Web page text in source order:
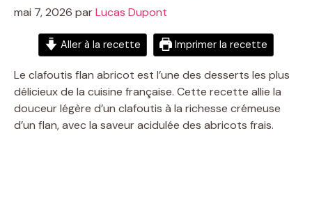
mai 7, 2026 parLucas Dupont
Aller à la recette Imprimer la recette
Le clafoutis flan abricot est l’une des desserts les plus
délicieux de la cuisine française. Cette recette allie la
douceur légère d’un clafoutis à la richesse crémeuse
d’un flan, avec la saveur acidulée des abricots frais.